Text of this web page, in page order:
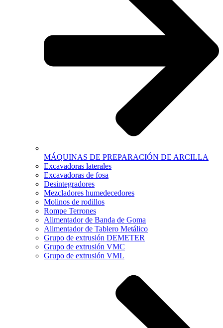
MÁQUINAS DE PREPARACIÓN DE ARCILLA
Excavadoras laterales
Excavadoras de fosa
Desintegradores
Mezcladores humedecedores
Molinos de rodillos
Rompe Terrones
Alimentador de Banda de Goma
Alimentador de Tablero Metálico
Grupo de extrusión DEMETER
Grupo de extrusión VMC
Grupo de extrusión VML